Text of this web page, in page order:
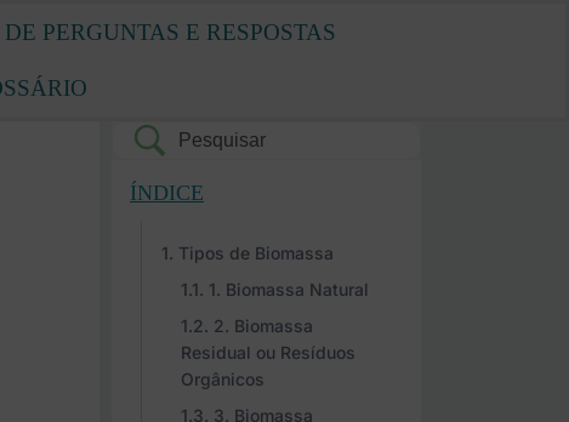
PERGUNTAS E RESPOSTAS
ÍNDICE
Tipos de Biomassa
1. Biomassa Natural
2. Biomassa
Residual ou Resíduos
Orgânicos
3. Biomassa